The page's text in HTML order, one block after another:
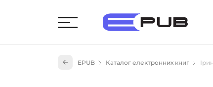
EPUB Каталог електронних книг